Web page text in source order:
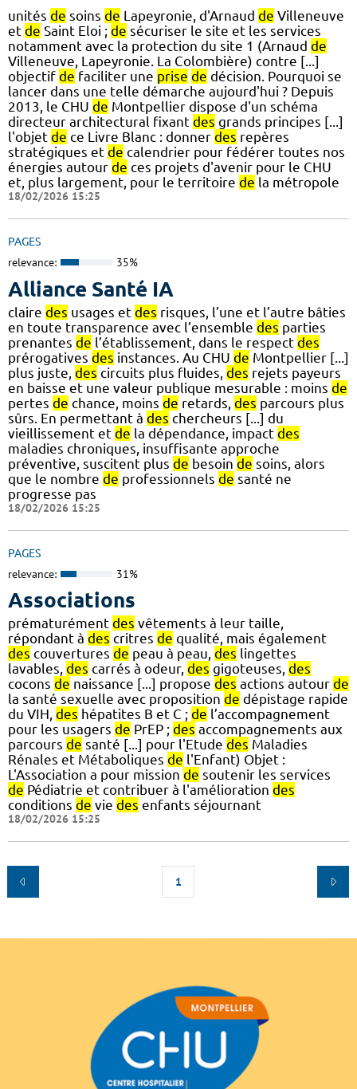
unités de soins de Lapeyronie, d'Arnaud de Villeneuve
et de Saint Eloi ; de sécuriser le site et les services
notamment avec la protection du site 1 (Arnaud de
Villeneuve, Lapeyronie. La Colombière) contre [...]
objectif de faciliter une prise de décision. Pourquoi se
lancer dans une telle démarche aujourd'hui ? Depuis
2013, le CHU de Montpellier dispose d'un schéma
directeur architectural fixant des grands principes [...]
l'objet de ce Livre Blanc : donner des repères
stratégiques et de calendrier pour fédérer toutes nos
énergies autour de ces projets d'avenir pour le CHU
et, plus largement, pour le territoire de la métropole
18/02/2026 15:25
PAGES
relevance: 35%
Alliance Santé IA
claire des usages et des risques, l’une et l’autre bâties
en toute transparence avec l’ensemble des parties
prenantes de l’établissement, dans le respect des
prérogatives des instances. Au CHU de Montpellier [...]
plus juste, des circuits plus fluides, des rejets payeurs
en baisse et une valeur publique mesurable : moins de
pertes de chance, moins de retards, des parcours plus
sûrs. En permettant à des chercheurs [...] du
vieillissement et de la dépendance, impact des
maladies chroniques, insuffisante approche
préventive, suscitent plus de besoin de soins, alors
que le nombre de professionnels de santé ne
progresse pas
18/02/2026 15:25
PAGES
relevance: 31%
Associations
prématurément des vêtements à leur taille,
répondant à des critres de qualité, mais également
des couvertures de peau à peau, des lingettes
lavables, des carrés à odeur, des gigoteuses, des
cocons de naissance [...] propose des actions autour de
la santé sexuelle avec proposition de dépistage rapide
du VIH, des hépatites B et C ; de l’accompagnement
pour les usagers de PrEP ; des accompagnements aux
parcours de santé [...] pour l'Etude des Maladies
Rénales et Métaboliques de l'Enfant) Objet :
L'Association a pour mission de soutenir les services
de Pédiatrie et contribuer à l'amélioration des
conditions de vie des enfants séjournant
18/02/2026 15:25
1